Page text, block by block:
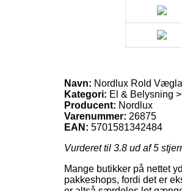
Navn: Nordlux Rold
Kategori: El & Belysning
Producent: Nordlux
Varenummer: 26875
EAN: 5701581342484
Vurderet til 3.8 ud af 5
Mange butikker på nettet
pakkeshops, fordi det er